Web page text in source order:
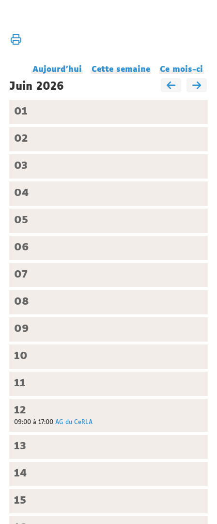
Vous
Accueil
laboratoireAujourd'hui Cette semaine Ce mois-ci
juin 2026
01
02
03
04
05
06
07
08
09
10
11
12
09:00 à 17:00 AG du CeRLA
13
14
15